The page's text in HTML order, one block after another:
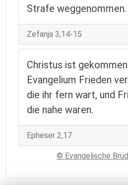
Strafe weggenommen.
Zefanja 3,14-15
Christus ist
Evangelium Frieden
die ihr fern wart, und
die nahe waren.
Epheser 2,17
© Evangelische